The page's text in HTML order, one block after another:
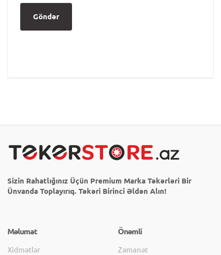
Göndər
Sizin Rahatlığınız Üçün Premium Marka Təkərləri Bir
Ünvanda Toplayırıq. Təkəri Birinci Əldən Alın!
Məlumat
Xidmətlər
Önəmli
Zəmanət